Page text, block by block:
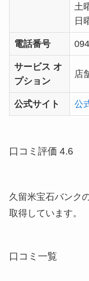
土
日
電話番号
サービス オ
プション
店
公式サイト 公
口コミ評価 4.6
久留米宝石バンク
取得しています。
口コミ一覧